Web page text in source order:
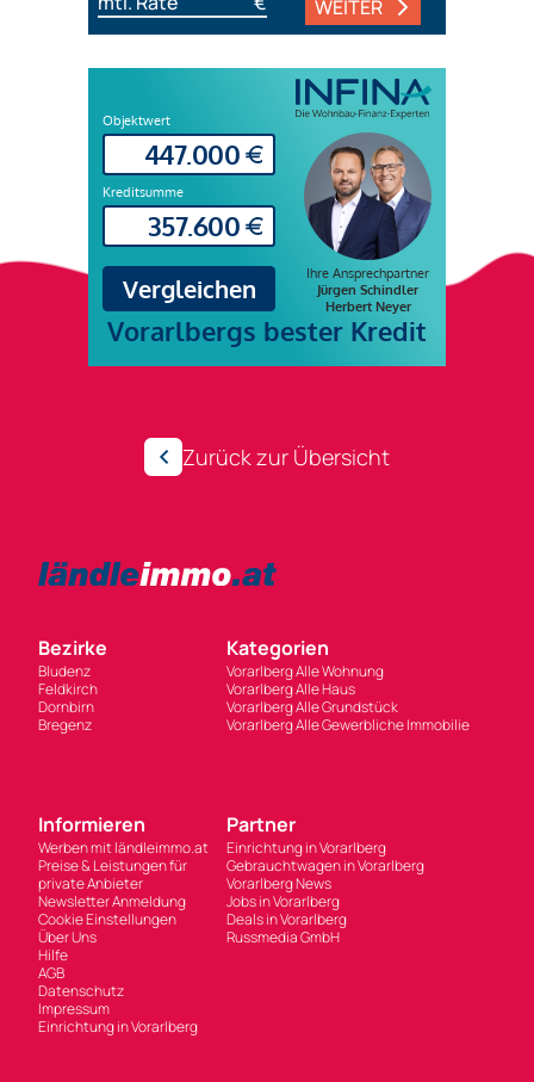
WEITER
Zurück zur Übersicht
Bezirke
Bludenz
Feldkirch
Dornbirn
Bregenz
Kategorien
Vorarlberg Alle Wohnung
Vorarlberg Alle Haus
Vorarlberg Alle Grundstück
Vorarlberg Alle Gewerbliche Immobilie
Informieren
Werben mit ländleimmo.at
Preise & Leistungen für
private Anbieter
Newsletter Anmeldung
Cookie Einstellungen
Über Uns
Hilfe
AGB
Datenschutz
Impressum
Einrichtung in Vorarlberg
Partner
Einrichtung in Vorarlberg
Gebrauchtwagen in Vorarlberg
Vorarlberg News
Jobs in Vorarlberg
Deals in Vorarlberg
Russmedia GmbH